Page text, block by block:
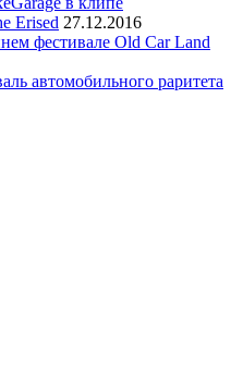
Erised 27.12.2016
фестивале Old Car Land
автомобильного раритета